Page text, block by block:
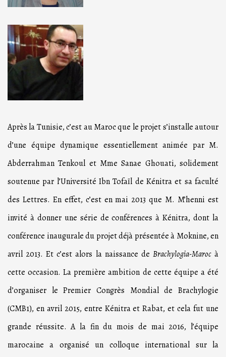
Après la Tunisie, c’est au Maroc que le projet s’installe autour
d’une équipe dynamique essentiellement animée par M.
Abderrahman Tenkoul et Mme Sanae Ghouati, solidement
soutenue par l’Université Ibn Tofaïl de Kénitra et sa faculté
des Lettres. En effet, c’est en mai 2013 que M. M’henni est
invité à donner une série de conférences à Kénitra, dont la
conférence inaugurale du projet déjà présentée à Moknine, en
avril 2013. Et c’est alors la naissance de Brachylogia-Marocà
cette occasion. La première ambition de cette équipe a été
d’organiser le Premier Congrès Mondial de Brachylogie
(CMB1), en avril 2015, entre Kénitra et Rabat, et cela fut une
grande réussite. A la fin du mois de mai 2016, l’équipe
marocaine a organisé un colloque international sur la